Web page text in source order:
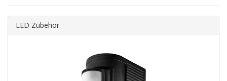
LED Zubehör